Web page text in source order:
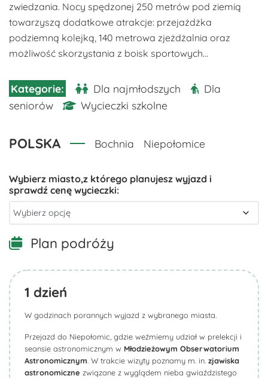
zwiedzania. Nocy spędzonej 250 metrów pod ziemią
towarzyszą dodatkowe atrakcje: przejażdżka
podziemną kolejką, 140 metrowa zjeżdżalnia oraz
możliwość skorzystania z boisk sportowych...
Dla najmłodszych
Dla
seniorów
Wycieczki szkolne
POLSKA Bochnia Niepołomice
Plan podróży
1 dzień
W godzinach porannych wyjazd z wybranego miasta.
Przejazd do Niepołomic, gdzie weźmiemy udział w prelekcji i
seansie astronomicznym w Młodzieżowym Obserwatorium
Astronomicznym . W trakcie wizyty poznamy m. in. zjawiska
astronomiczne związane z wyglądem nieba gwiaździstego